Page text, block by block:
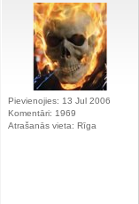
Pievienojies: 13 Jul 2006
Komentāri: 1969
Atrašanās vieta: Rīga